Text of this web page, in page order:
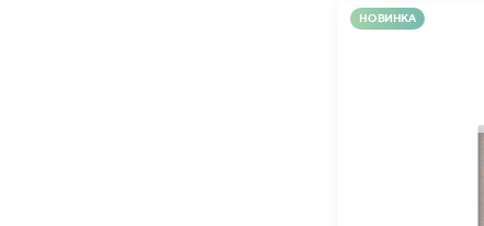
НОВИНКА